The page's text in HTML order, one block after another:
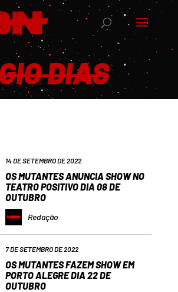
DIAS
14 DE SETEMBRO DE 2022
OS MUTANTES ANUNCIA SHOW NO
TEATRO POSITIVO DIA 08 DE
OUTUBRO
Redação
7 DE SETEMBRO DE 2022
OS MUTANTES FAZEM SHOW EM
PORTO ALEGRE DIA 22 DE
OUTUBRO